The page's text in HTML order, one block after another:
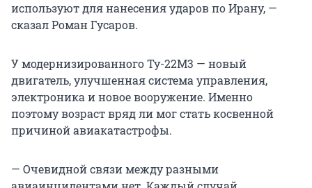
используют для нанесения ударов по Ирану, —
сказал Роман Гусаров.
У модернизированного Ту-22М3 — новый
двигатель, улучшенная система управления,
электроника и новое вооружение. Именно
поэтому возраст вряд ли мог стать косвенной
причиной авиакатастрофы.
— Очевидной связи между разными